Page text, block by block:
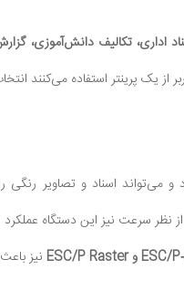
اداری، تکالیف دانش‌آموزی،
یک پرینتر استفاده می‌کنند
و می‌تواند اسناد و تصاویر
سرعت نیز این دستگاه عملکرد
نیز